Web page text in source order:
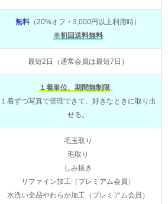
無料（20%オフ・3,000円以上利用時）
※初回送料無料
最短2日（通常会員は最短7日）
１着単位、期間無制限。
１着ずつ写真で管理できて、好きなときに取り出
せる。
毛玉取り
毛取り
しみ抜き
リファイン加工（プレミアム会員）
水洗い全品やわらか加工（プレミアム会員）